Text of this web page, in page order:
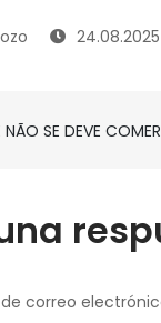
24.08.2025
SE DEVE
correo